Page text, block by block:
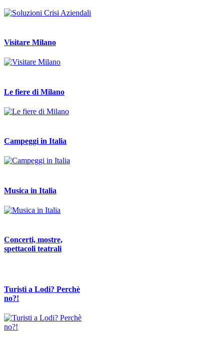
Visitare Milano
Le fiere di Milano
Campeggi in Italia
Musica in Italia
Concerti, mostre,
spettacoli teatrali
Turisti a Lodi? Perchè
no?!